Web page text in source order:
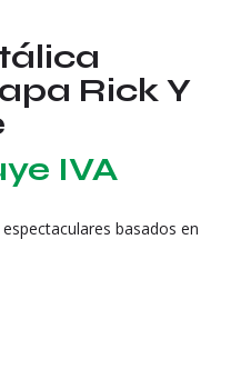
Rick Y
IVA
basados en